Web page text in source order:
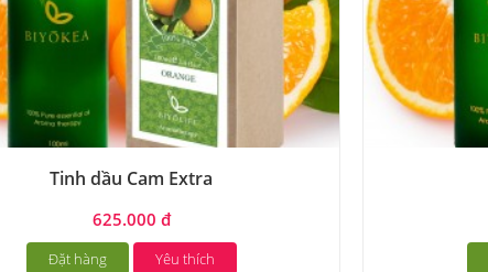
Tinh dầu Cam Extra
625.000 đ
Đặt hàng Yêu thích